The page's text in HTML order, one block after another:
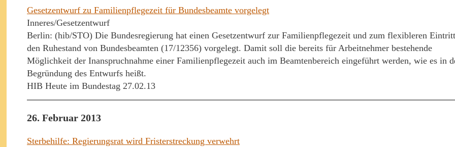
Gesetzentwurf zu Familienpflegezeit für Bundesbeamte vorgelegt
Inneres/Gesetzentwurf
Berlin: (hib/STO) Die Bundesregierung hat einen Gesetzentwurf zur Familienpflegezeit und zum flexibleren
den Ruhestand von Bundesbeamten (17/12356) vorgelegt. Damit soll die bereits für Arbeitnehmer bestehende
Möglichkeit der Inanspruchnahme einer Familienpflegezeit auch im Beamtenbereich eingeführt werden, wie es in
Begründung des Entwurfs heißt.
HIB Heute im Bundestag 27.02.13
26. Februar 2013
Sterbehilfe: Regierungsrat wird Fristerstreckung verwehrt